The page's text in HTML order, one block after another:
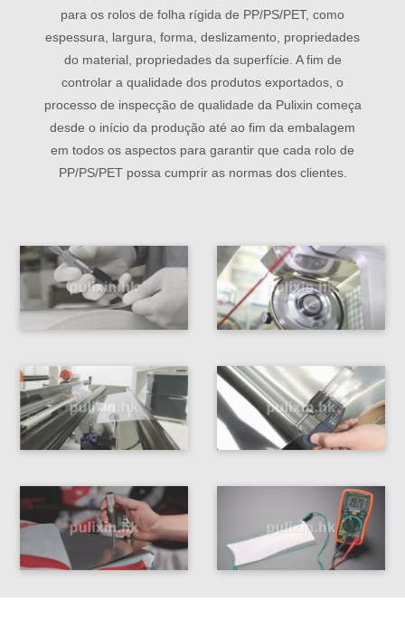
para os rolos de folha rígida de PP/PS/PET, como
espessura, largura, forma, deslizamento, propriedades
do material, propriedades da superfície. A fim de
controlar a qualidade dos produtos exportados, o
processo de inspecção de qualidade da Pulixin começa
desde o início da produção até ao fim da embalagem
em todos os aspectos para garantir que cada rolo de
PP/PS/PET possa cumprir as normas dos clientes.